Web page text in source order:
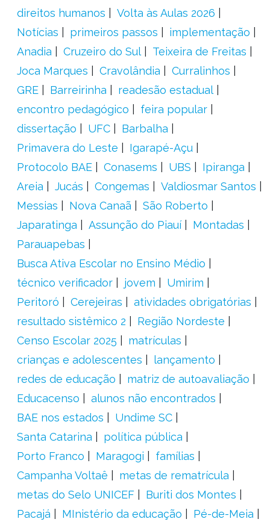
direitos humanos
Volta às Aulas 2026
Notícias
primeiros passos
implementação
Anadia
Cruzeiro do Sul
Teixeira de Freitas
Joca Marques
Cravolândia
Curralinhos
GRE
Barreirinha
readesão estadual
encontro pedagógico
feira popular
dissertação
UFC
Barbalha
Primavera do Leste
Igarapé-Açu
Protocolo BAE
Conasems UBS
Ipiranga
Areia
Jucás Congemas
Valdiosmar Santos
Messias
Nova Canaã
São Roberto
Japaratinga
Assunção do Piauí
Montadas
Parauapebas
Busca Ativa Escolar no Ensino Médio
técnico verificador
jovem
Umirim
Peritoró
Cerejeiras
atividades obrigatórias
resultado sistêmico 2
Região Nordeste
Censo Escolar 2025
matrículas
crianças e adolescentes
lançamento
redes de educação
matriz de autoavaliação
Educacenso
alunos não encontrados
BAE nos estados
Undime SC
Santa Catarina
política pública
Porto Franco
Maragogi
famílias
Campanha Voltaê
metas de rematrícula
metas do Selo UNICEF
Buriti dos Montes
Pacajá
MInistério da educação
Pé-de-Meia